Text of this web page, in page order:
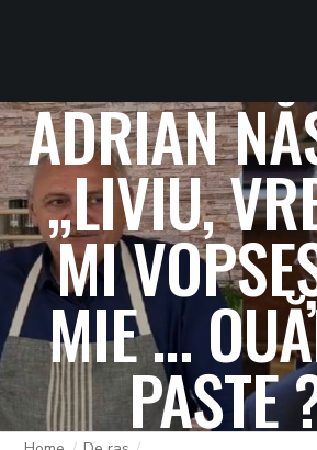
ADRIAN
„LIVIU,
MI
MIE …
PAȘTE